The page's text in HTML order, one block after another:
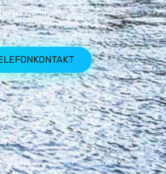
cgb.de
DATENSCHUTZERKLÄRUNG BILDRECHTE